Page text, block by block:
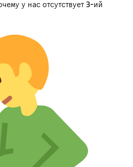
у нас отсутствует 3-ий